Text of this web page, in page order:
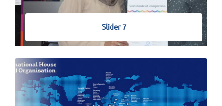
Slider 7